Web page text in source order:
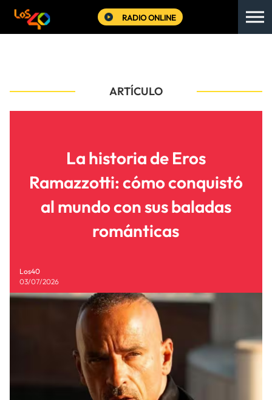
RADIO ONLINE
ARTÍCULO
La historia de Eros
Ramazzotti: cómo conquistó
al mundo con sus baladas
románticas
Los40
03/07/2026